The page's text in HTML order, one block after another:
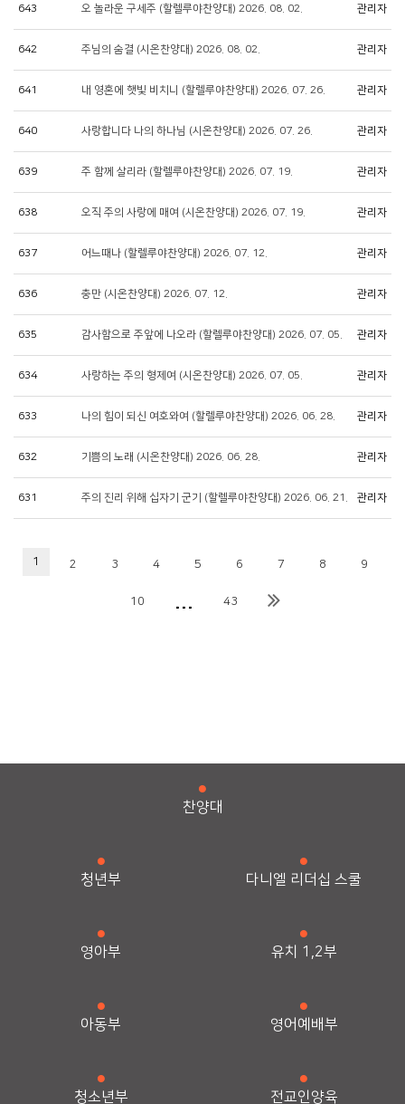
643 오 놀라운 구세주 (할렐루야찬양대) 2026. 08. 02. 관리자
642 주님의 숨결 (시온찬양대) 2026. 08. 02. 관리자
641 내 영혼에 햇빛 비치니 (할렐루야찬양대) 2026. 07. 26. 관리자
640 사랑합니다 나의 하나님 (시온찬양대) 2026. 07. 26. 관리자
639 주 함께 살리라 (할렐루야찬양대) 2026. 07. 19. 관리자
638 오직 주의 사랑에 매여 (시온찬양대) 2026. 07. 19. 관리자
637 어느때나 (할렐루야찬양대) 2026. 07. 12. 관리자
636 충만 (시온찬양대) 2026. 07. 12. 관리자
635 감사함으로 주앞에 나오라 (할렐루야찬양대) 2026. 07. 05. 관리자
634 사랑하는 주의 형제여 (시온찬양대) 2026. 07. 05. 관리자
633 나의 힘이 되신 여호와여 (할렐루야찬양대) 2026. 06. 28. 관리자
632 기쁨의 노래 (시온찬양대) 2026. 06. 28. 관리자
631 주의 진리 위해 십자기 군기 (할렐루야찬양대) 2026. 06. 21. 관리자
1 2 3 4 5 6 7 8 9
10 ... 43
찬양대
청년부 다니엘 리더십 스쿨
영아부 유치 1,2부
아동부 영어예배부
청소년부 전교인양육